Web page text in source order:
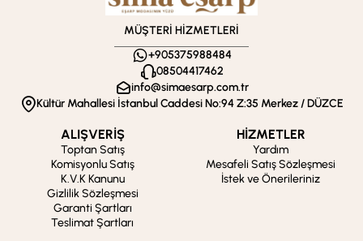
MÜŞTERİ HİZMETLERİ
+905375988484
08504417462
info@simaesarp.com.tr
Kültür Mahallesi İstanbul Caddesi No:94 Z:35 Merkez / DÜZCE
ALIŞVERİŞ
Toptan Satış
Komisyonlu Satış
K.V.K Kanunu
Gizlilik Sözleşmesi
Garanti Şartları
Teslimat Şartları
HİZMETLER
Yardım
Mesafeli Satış Sözleşmesi
İstek ve Önerileriniz